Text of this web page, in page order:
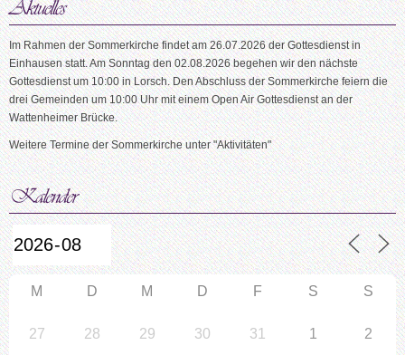
Im Rahmen der Sommerkirche findet am 26.07.2026 der Gottesdienst in
Einhausen statt. Am Sonntag den 02.08.2026 begehen wir den nächste
Gottesdienst um 10:00 in Lorsch. Den Abschluss der Sommerkirche feiern die
drei Gemeinden um 10:00 Uhr mit einem Open Air Gottesdienst an der
Wattenheimer Brücke.
Weitere Termine der Sommerkirche unter "Aktivitäten"
M D M D F S S
27 28 29 30 31 1 2